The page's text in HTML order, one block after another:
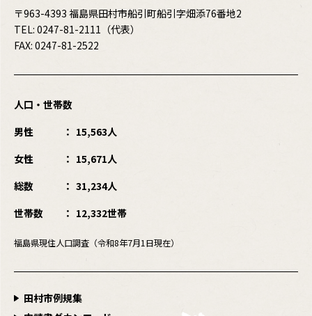
〒963-4393 福島県田村市船引町船引字畑添76番地2
TEL: 0247-81-2111 （代表）
FAX: 0247-81-2522
人口・世帯数
男性
15,563人
女性
15,671人
総数
31,234人
世帯数
12,332世帯
福島県現住人口調査（令和8年7月1日現在）
田村市例規集